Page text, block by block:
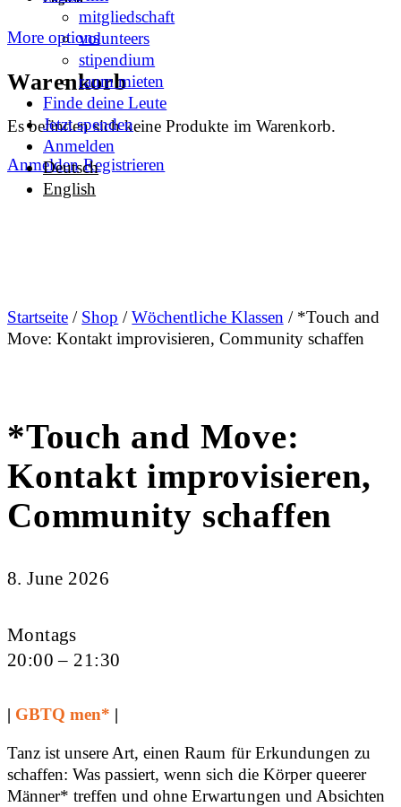
More options
Warenkorb
Es befinden sich keine Produkte im Warenkorb.
Anmelden Registrieren
mitgliedschaft
volunteers
stipendium
raum mieten
Finde deine Leute
Jetzt spenden
Anmelden
Deutsch
English
Startseite / Shop /Wöchentliche Klassen/ *Touch and
Move: Kontakt improvisieren, Community schaffen
*Touch and Move:
Kontakt improvisieren,
Community schaffen
8. June 2026
Montags
20:00 – 21:30
| GBTQ men* |
Tanz ist unsere Art, einen Raum für Erkundungen zu
schaffen: Was passiert, wenn sich die Körper queerer
Männer* treffen und ohne Erwartungen und Absichten